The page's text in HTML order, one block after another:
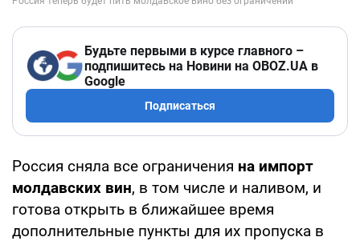
Будьте первыми в курсе главного –
подпишитесь на Новини на OBOZ.UA в
Google
Подписаться
Россия сняла все ограничения на импорт
молдавских вин, в том числе и наливом, и
готова открыть в ближайшее время
дополнительные пункты для их пропуска в